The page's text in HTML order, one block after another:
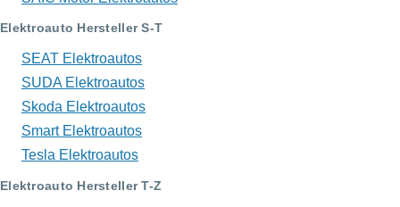
Elektroauto Hersteller S-T
SEAT Elektroautos
SUDA Elektroautos
Skoda Elektroautos
Smart Elektroautos
Tesla Elektroautos
Elektroauto Hersteller T-Z